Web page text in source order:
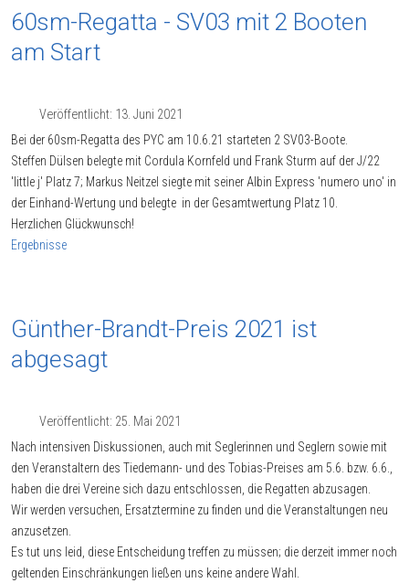
60sm-Regatta - SV03 mit 2 Booten
am Start
Veröffentlicht: 13. Juni 2021
Bei der 60sm-Regatta des PYC am 10.6.21 starteten 2 SV03-Boote.
Steffen Dülsen belegte mit Cordula Kornfeld und Frank Sturm auf der J/22
'little j' Platz 7; Markus Neitzel siegte mit seiner Albin Express 'numero uno' in
der Einhand-Wertung und belegte in der Gesamtwertung Platz 10.
Herzlichen Glückwunsch!
Ergebnisse
Günther-Brandt-Preis 2021 ist
abgesagt
Veröffentlicht: 25. Mai 2021
Nach intensiven Diskussionen, auch mit Seglerinnen und Seglern sowie mit
den Veranstaltern des Tiedemann- und des Tobias-Preises am 5.6. bzw. 6.6.,
haben die drei Vereine sich dazu entschlossen, die Regatten abzusagen.
Wir werden versuchen, Ersatztermine zu finden und die Veranstaltungen neu
anzusetzen.
Es tut uns leid, diese Entscheidung treffen zu müssen; die derzeit immer noch
geltenden Einschränkungen ließen uns keine andere Wahl.